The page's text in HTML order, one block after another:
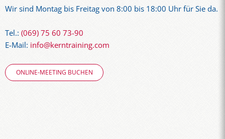
Wir sind Montag bis Freitag von 8:00 bis 18:00 Uhr für Sie da.
Tel.: (069) 75 60 73-90
E-Mail: info@kerntraining.com
ONLINE-MEETING BUCHEN